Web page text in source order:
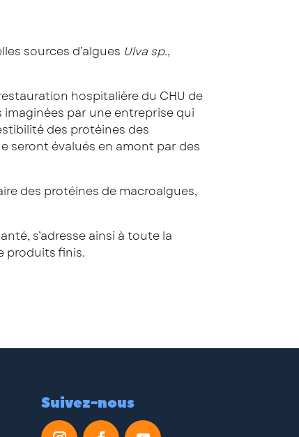
sources d’algues Ulva sp.,
hospitalière du CHU de
par une entreprise qui
des protéines des
seront évalués en amont par des
des protéines de macroalgues,
s’adresse ainsi à toute la
produits finis.
Suivez-nous